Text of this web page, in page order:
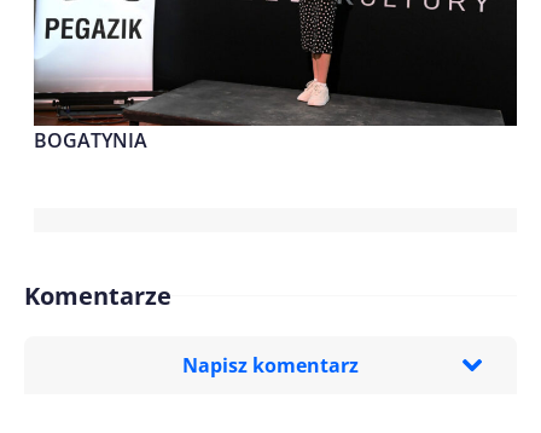
BOGATYNIA
Komentarze
Napisz komentarz